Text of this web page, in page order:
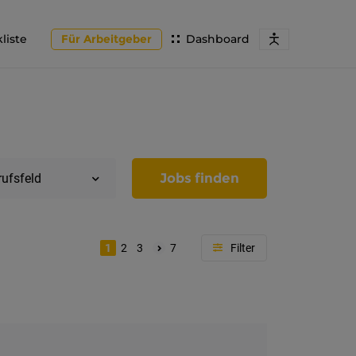
Dashboard
Für Arbeitgeber
Jobs finden
1 2 3 7